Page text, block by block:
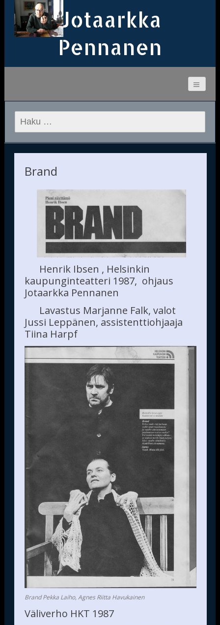
Jotaarkka
Pennanen
Haku:
Brand
Henrik Ibsen , Helsinkin
kaupunginteatteri 1987, ohjaus
Jotaarkka Pennanen
Lavastus Marjanne Falk, valot
Jussi Leppänen, assistenttiohjaaja
Tiina Harpf
Brand Pekka Laiho, Agnes Riitta Havukainen
Väliverho HKT 1987